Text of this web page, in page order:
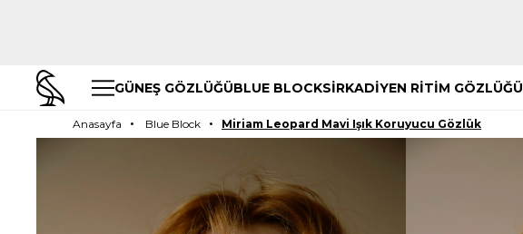
GÜNEŞ GÖZLÜĞÜBLUE BLOCKSİRKADİYEN RİTİM GÖZLÜĞÜ
Anasayfa Blue Block Miriam Leopard Mavi Işık Koruyucu Gözlük